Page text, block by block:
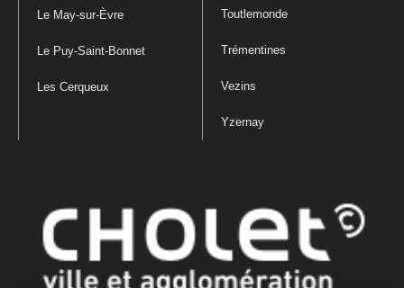
Le May-sur-Èvre
Le Puy-Saint-Bonnet
Les Cerqueux
Toutlemonde
Trémentines
Vezins
Yzernay